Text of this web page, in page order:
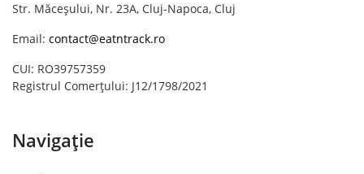
Str. Măceșului, Nr. 23A, Cluj-Napoca, Cluj
Email: contact@eatntrack.ro
CUI: RO39757359
Registrul Comerțului: J12/1798/2021
Navigație